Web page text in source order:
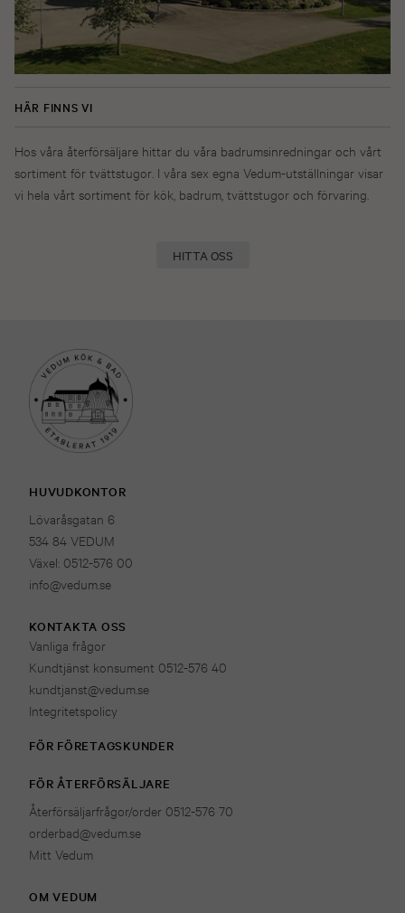
HÄR FINNS VI
Hos våra återförsäljare hittar du våra badrumsinredningar och vårt
sortiment för tvättstugor. I våra sex egna Vedum-utställningar visar
vi hela vårt sortiment för kök, badrum, tvättstugor och förvaring.
HITTA OSS
HUVUDKONTOR
Lövaråsgatan 6
534 84 VEDUM
Växel: 0512-576 00
info@vedum.se
KONTAKTA OSS
Vanliga frågor
Kundtjänst konsument 0512-576 40
kundtjanst@vedum.se
Integritetspolicy
FÖR FÖRETAGSKUNDER
FÖR ÅTERFÖRSÄLJARE
Återförsäljarfrågor/order 0512-576 70
orderbad@vedum.se
Mitt Vedum
OM VEDUM